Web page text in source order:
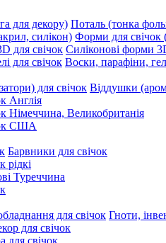
Поталь (тонка
Форми для свічок
Силіконові форми
Воски, парафіни,
Віддушки
Англія
Німеччина, Великобританія
США
Барвники для свічок
рідкі
Туреччина
Гноти,
для свічок
для свічок